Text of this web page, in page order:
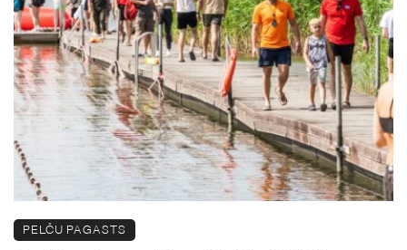
PELČU PAGASTS